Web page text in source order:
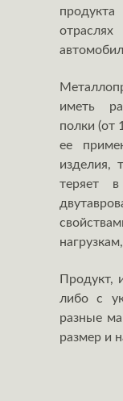
продукта
иметь
полки (от
ее
изделия,
теряет в
Продукт,
либо с
разные
размер и